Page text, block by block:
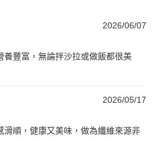
2026/06/07
養豐富，無論拌沙拉或做飯都很美
2026/05/17
滑順，健康又美味，做為纖維來源非